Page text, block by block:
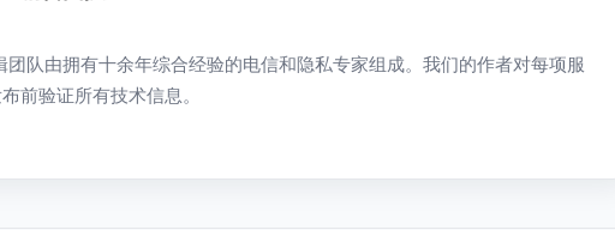
队由拥有十余年综合经验的电信和隐私专家组成。我们的作者对每项服
前验证所有技术信息。